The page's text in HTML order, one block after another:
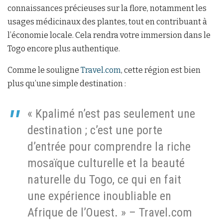
connaissances précieuses sur la flore, notamment les
usages médicinaux des plantes, tout en contribuant à
l’économie locale. Cela rendra votre immersion dans le
Togo encore plus authentique.
Comme le souligne Travel.com, cette région est bien
plus qu’une simple destination :
« Kpalimé n’est pas seulement une
destination ; c’est une porte
d’entrée pour comprendre la riche
mosaïque culturelle et la beauté
naturelle du Togo, ce qui en fait
une expérience inoubliable en
Afrique de l’Ouest. » – Travel.com